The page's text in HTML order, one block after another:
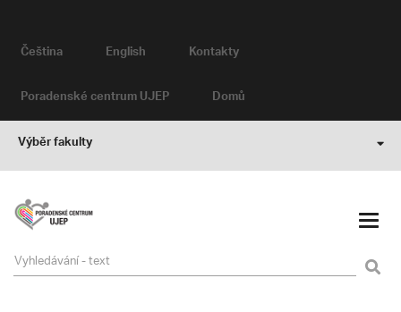
Čeština English
Kontakty
Poradenské centrum UJEP
Domů
Výběr fakulty